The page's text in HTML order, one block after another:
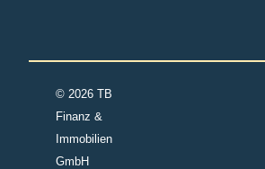
© 2026 TB
Finanz &
Immobilien
GmbH